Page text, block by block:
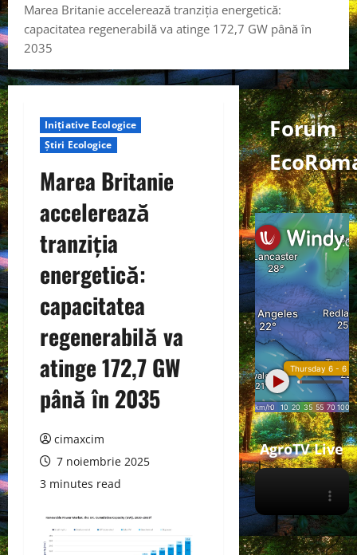
Marea Britanie accelerează tranziția energetică:
capacitatea regenerabilă va atinge 172,7 GW până în
2035
Inițiative Ecologice
Știri Ecologice
Marea Britanie
accelerează
tranziția
energetică:
capacitatea
regenerabilă va
atinge 172,7 GW
până în 2035
cimaxcim
7 noiembrie 2025
3 minutes read
Forum
AgroTV Live